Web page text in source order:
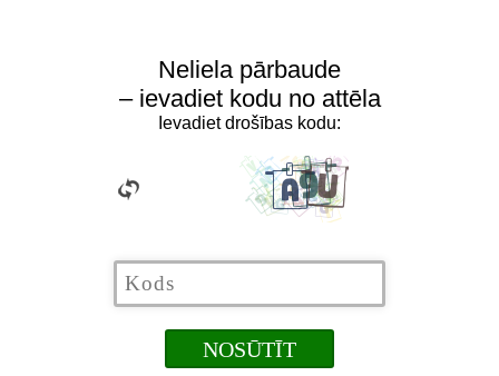
Neliela pārbaude
– ievadiet kodu no attēla
Ievadiet drošības kodu: